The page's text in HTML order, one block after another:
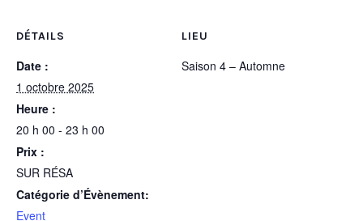
DÉTAILS
Date :
1 octobre 2025
Heure :
20 h 00 - 23 h 00
Prix :
SUR RÉSA
Catégorie d’Évènement:
Event
LIEU
Saison 4 – Automne